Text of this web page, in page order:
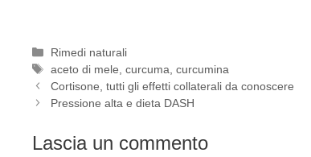
Categorie
Rimedi naturali
Tag
aceto di mele ,curcuma ,curcumina
Cortisone, tutti gli effetti collaterali da conoscere
Pressione alta e dieta DASH
Lascia un commento